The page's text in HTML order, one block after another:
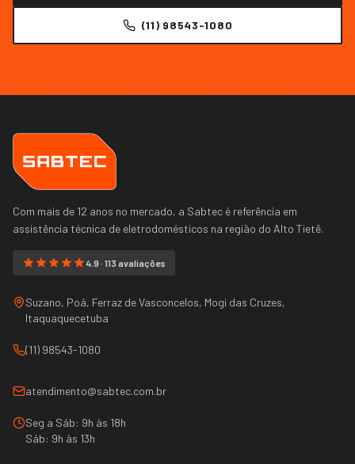
(11) 98543-1080
Com mais de 12 anos no mercado, a Sabtec é referência em
assistência técnica de eletrodomésticos na região do Alto Tietê.
4.9 · 113 avaliações
Suzano, Poá, Ferraz de Vasconcelos, Mogi das Cruzes,
Itaquaquecetuba
(11) 98543-1080
atendimento@sabtec.com.br
Seg a Sáb: 9h às 18h
Sáb: 9h às 13h